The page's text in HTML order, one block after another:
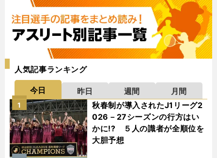
人気記事ランキング
今日 昨日 週間
月間
秋春制が導入されたJ1リーグ2
026－27シーズンの行方はい
かに!? ５人の識者が全順位を
大胆予想
1